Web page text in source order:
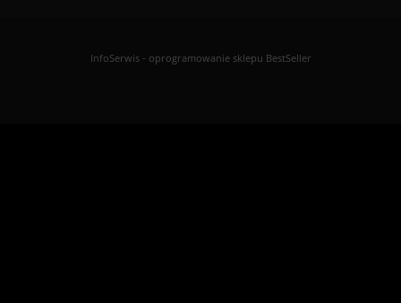
InfoSerwis- oprogramowanie sklepu BestSeller